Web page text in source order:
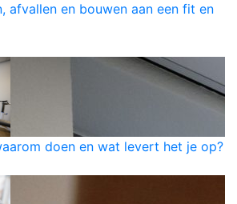
afvallen en bouwen aan een fit en
doen en wat levert het je op?